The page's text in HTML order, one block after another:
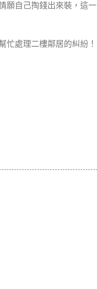
願自己掏錢出來裝，這一
忙處理二樓鄰居的糾紛！